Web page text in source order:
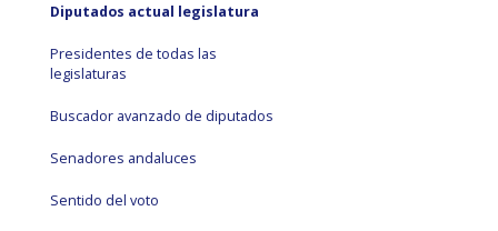
Diputados actual legislatura
Presidentes de todas las
legislaturas
Buscador avanzado de diputados
Senadores andaluces
Sentido del voto